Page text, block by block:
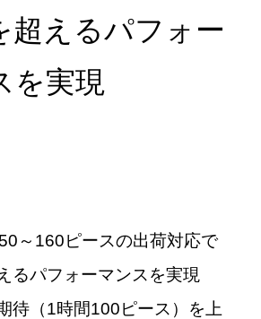
超えるパフォー
を実現
～160ピースの出荷対応で
るパフォーマンスを実現
待（1時間100ピース）を上